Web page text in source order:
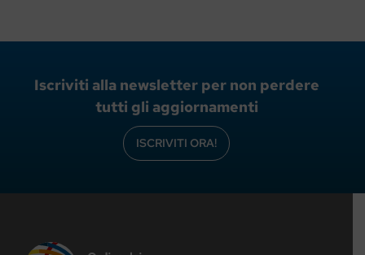
Iscriviti alla newsletter per non perdere
tutti gli aggiornamenti
ISCRIVITI ORA!